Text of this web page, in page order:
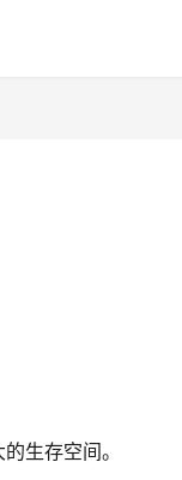
生存空间。